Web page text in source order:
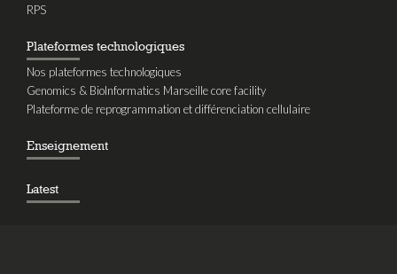
RPS
Plateformes technologiques
Nos plateformes technologiques
Genomics & BioInformatics Marseille core facility
Plateforme de reprogrammation et différenciation cellulaire
Enseignement
Latest